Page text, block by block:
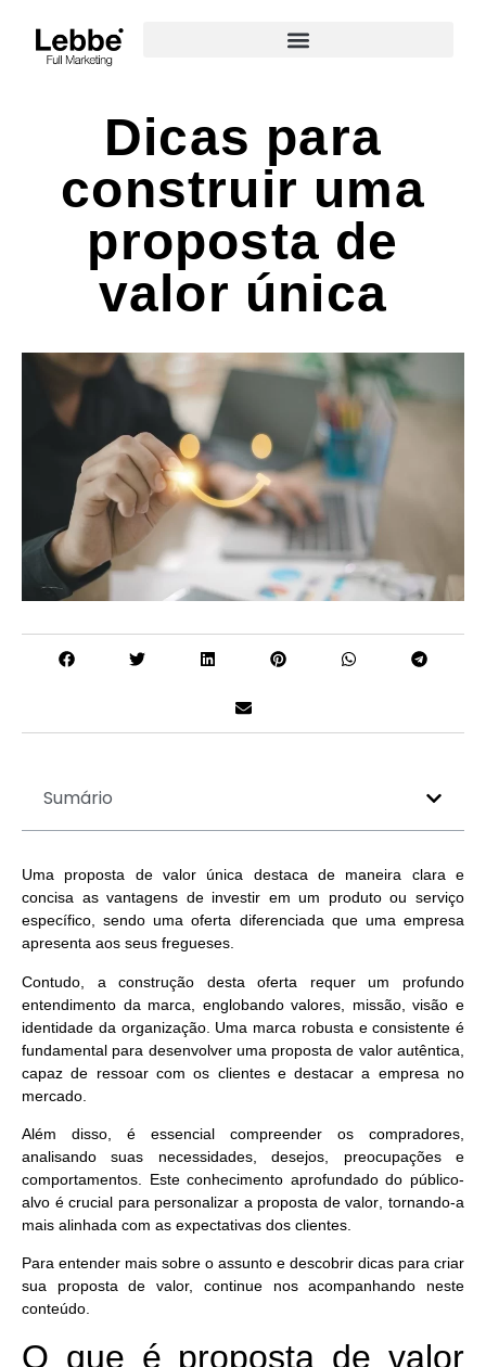
Dicas para
construir uma
proposta de
valor única
Sumário
Uma proposta de valor única destaca de maneira clara e
concisa as vantagens de investir em um produto ou serviço
específico, sendo umaoferta diferenciada que uma empresa
apresenta aos seus fregueses.
Contudo, a construção desta oferta requer um profundo
entendimento da marca, englobando valores, missão, visão e
identidade da organização. Uma marca robusta e consistente é
fundamental para desenvolver uma proposta de valor autêntica,
capaz de ressoar com os clientes e destacar a empresa no
mercado.
Além disso, é essencial compreender os compradores,
analisando suas necessidades, desejos, preocupações e
comportamentos. Este conhecimento aprofundado do público-
alvo é crucial para personalizar a proposta de valor , tornando-a
mais alinhada com as expectativas dos clientes.
Para entender mais sobre o assunto e descobrir dicas para criar
sua proposta de valor, continue nos acompanhando neste
conteúdo.
O que é proposta de valor